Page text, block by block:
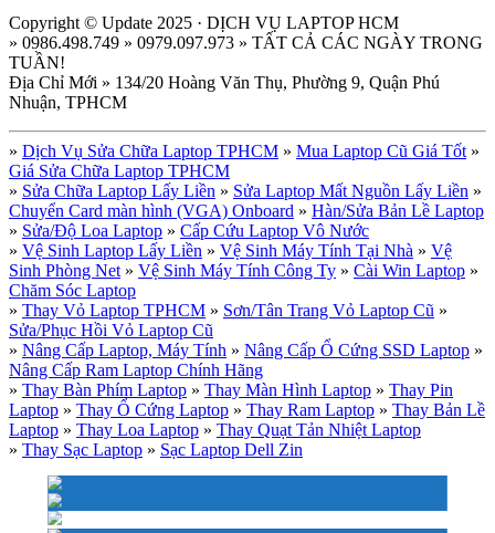
Copyright © Update 2025 · DỊCH VỤ LAPTOP HCM
» 0986.498.749 » 0979.097.973 » TẤT CẢ CÁC NGÀY TRONG
TUẦN!
Địa Chỉ Mới » 134/20 Hoàng Văn Thụ, Phường 9, Quận Phú
Nhuận, TPHCM
» Dịch Vụ Sửa Chữa Laptop TPHCM » Mua Laptop Cũ Giá Tốt »
Giá Sửa Chữa Laptop TPHCM
» Sửa Chữa Laptop Lấy Liền » Sửa Laptop Mất Nguồn Lấy Liền »
Chuyển Card màn hình (VGA) Onboard » Hàn/Sửa Bản Lề Laptop
» Sửa/Độ Loa Laptop » Cấp Cứu Laptop Vô Nước
» Vệ Sinh Laptop Lấy Liền » Vệ Sinh Máy Tính Tại Nhà » Vệ
Sinh Phòng Net » Vệ Sinh Máy Tính Công Ty » Cài Win Laptop »
Chăm Sóc Laptop
» Thay Vỏ Laptop TPHCM » Sơn/Tân Trang Vỏ Laptop Cũ »
Sửa/Phục Hồi Vỏ Laptop Cũ
» Nâng Cấp Laptop, Máy Tính » Nâng Cấp Ổ Cứng SSD Laptop »
Nâng Cấp Ram Laptop Chính Hãng
» Thay Bàn Phím Laptop » Thay Màn Hình Laptop » Thay Pin
Laptop » Thay Ổ Cứng Laptop » Thay Ram Laptop » Thay Bản Lề
Laptop » Thay Loa Laptop » Thay Quạt Tản Nhiệt Laptop
» Thay Sạc Laptop » Sạc Laptop Dell Zin